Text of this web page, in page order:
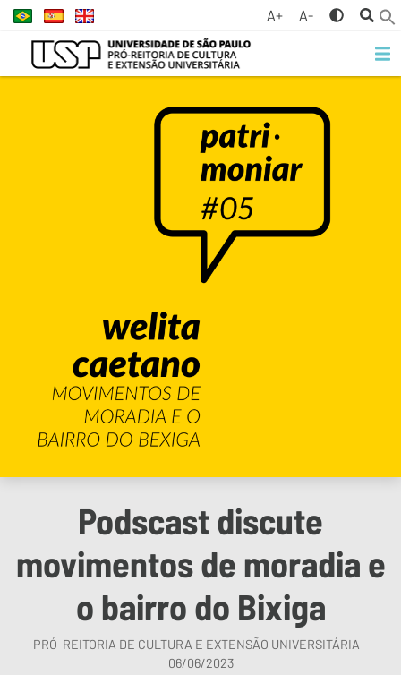
A+ A-
Podscast discute
movimentos de moradia e
o bairro do Bixiga
PRÓ-REITORIA DE CULTURA E EXTENSÃO UNIVERSITÁRIA -
06/06/2023